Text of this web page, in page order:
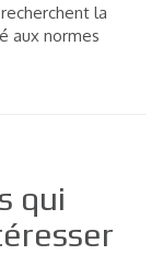
la
aux normes
qui